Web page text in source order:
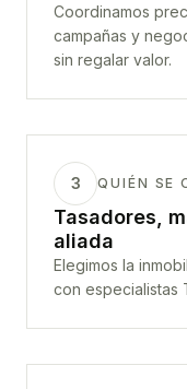
Coordinamos
campañas y
sin regalar valor.
3 QUIÉN SE
Tasadores,
aliada
Elegimos la
con especialistas